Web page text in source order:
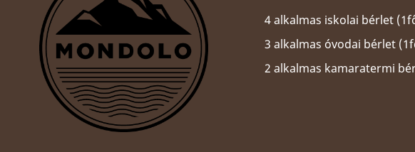
4 alkalmas iskolai bérlet
3 alkalmas óvodai bérlet
2 alkalmas kamaratermi